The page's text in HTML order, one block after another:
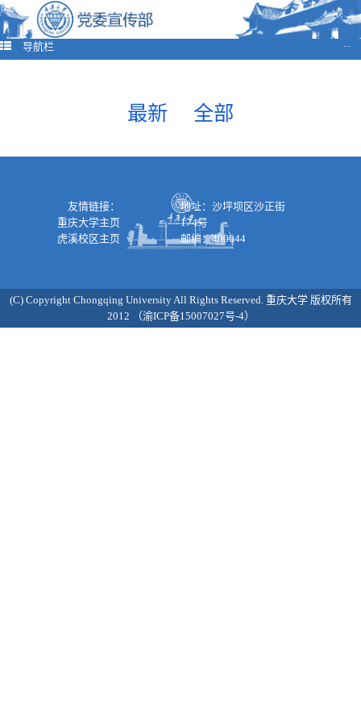
导航栏 ···
最新 全部
友情链接：
重庆大学主页
虎溪校区主页
地址：沙坪坝区沙正街
174号
邮编：400044
(C) Copyright Chongqing University All Rights Reserved. 重庆大学 版权所有
2012 （渝ICP备15007027号-4）